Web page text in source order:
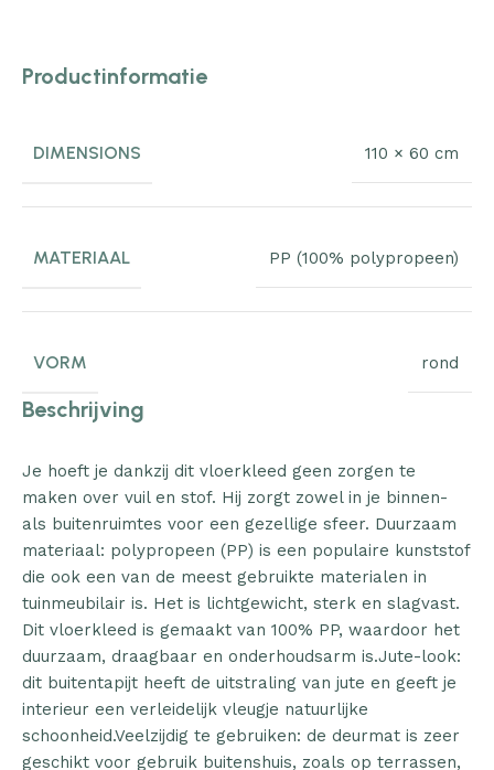
Productinformatie
DIMENSIONS 110 × 60 cm
MATERIAAL PP (100% polypropeen)
VORM rond
Beschrijving
Je hoeft je dankzij dit vloerkleed geen zorgen te
maken over vuil en stof. Hij zorgt zowel in je binnen-
als buitenruimtes voor een gezellige sfeer. Duurzaam
materiaal: polypropeen (PP) is een populaire kunststof
die ook een van de meest gebruikte materialen in
tuinmeubilair is. Het is lichtgewicht, sterk en slagvast.
Dit vloerkleed is gemaakt van 100% PP, waardoor het
duurzaam, draagbaar en onderhoudsarm is.Jute-look:
dit buitentapijt heeft de uitstraling van jute en geeft je
interieur een verleidelijk vleugje natuurlijke
schoonheid.Veelzijdig te gebruiken: de deurmat is zeer
geschikt voor gebruik buitenshuis, zoals op terrassen,